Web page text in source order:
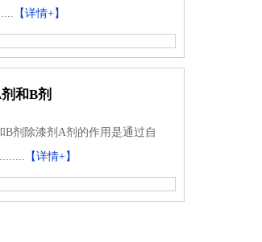
【详情+】
和B剂
B剂除漆剂A剂的作用是通过自
【详情+】